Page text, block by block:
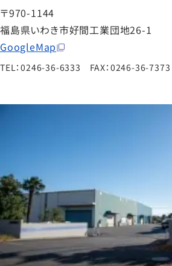
〒970-1144
福島県いわき市好間工業団地26-1
GoogleMap
TEL：0246-36-6333 FAX：0246-36-7373